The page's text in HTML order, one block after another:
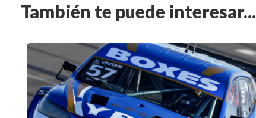
También te puede interesar...